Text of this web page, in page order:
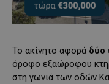
Το ακίνητο αφορά δύο
όροφο εξαώροφου
στη γωνιά των οδών